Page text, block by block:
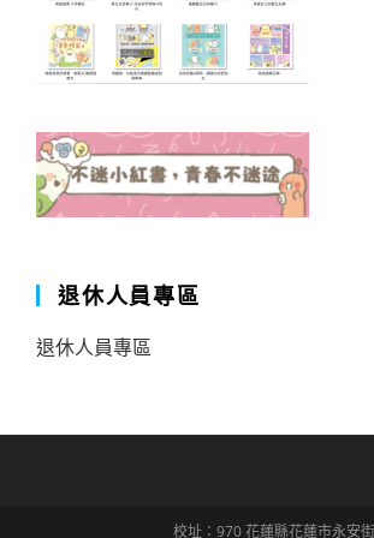
退休人員專區
退休人員專區
校址：970 花蓮縣花蓮市永安